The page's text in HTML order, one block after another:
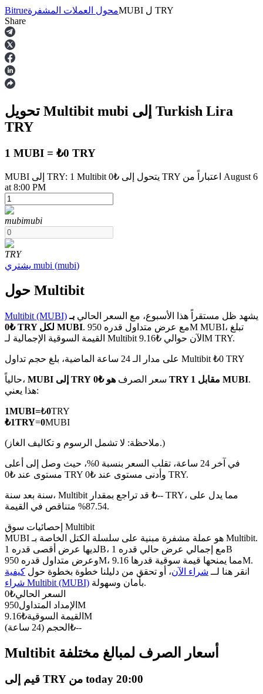
العقود الآجلة
العقود الآجلة USDT
العقود الآجلة لـ COIN-M
العقود الآجلة للعملات المشفرة
TradFi
مشتقات الأسهم والعملات الأجنبية والمعادن الثمينة والسلع
العقود الآجلة USDC
العقود الآجلة باستخدام USDC كضمان
انضم إلى أفضل المتداولين
Bitrueمحول العملات المشفرةMUBI ل TRY
Share
تحويل Multibit mubi
إلى Turkish Lira
TRY
1 MUBI = ₺0 TRY
MUBI إلى TRY: 1 Multibit يتحول إلى ₺0 TRY اعتباراً من August 6
at 8:00 PM
mubimubi
TRY
يشتري mubi (mubi)
حول Multibit
Multibit (MUBI) يشهد ظل مستقراً هذا الأسبوع، مع السعر الحالي بـ
₺0 TRY لكل MUBI. مع عرض متداول قدره 950M MUBI، تبلغ
القيمة السوقية الإجمالية لـ Multibit الآن حوالي ₺9.16M TRY.
على مدار الـ 24 ساعة الماضية، بلغ حجم تداول Multibit ₺0 TRY
حالياً، MUBI إلى TRY سعر الصرف هو ₺0 TRY مقابل 1 MUBI.
هذا يعني:
1MUBI=₺0TRY
₺1TRY=0MUBI
(ملاحظة: لا تشمل الرسوم و تكاليف الغاز.)
في آخر 24 ساعة، تقلب السعر بنسبة 0%، حيث وصل إلى أعلى
مستوى عند ₺0 TRY وأدنى مستوى عند ₺0 TRY.
سنة بعد سنة، Multibit قد تراجع بمقدار ₺-- TRY، مما يدل على
87.54% متناقص في القيمة.
إحصائيات سوق Multibit
MUBI هو عملة مشفرة مبنية على سلسلة الكتل الخاصة بـ Multibit.
لديها عرض أقصى قدره 1B، مع إجمالي عرض حالي قدره 1B
وعرض متداول قدره 950M، مما يمنحها قيمة سوقية قدرها 9.16M.
انقر هنا لــ شراء الآن، أو تحقق من دليلنا خطوة بخطوة حول كيفية
شراء Multibit (MUBI)
بأمان وسهولة.
السعر الحالي₺
0
الإمداد المتداول 950M
القيمة السوقية₺
9.16M
الحجم (24 ساعة) ₺--
Multibit أسعار الصرف لمبالغ مختلفة
قيم إلى TRY من today 20:00